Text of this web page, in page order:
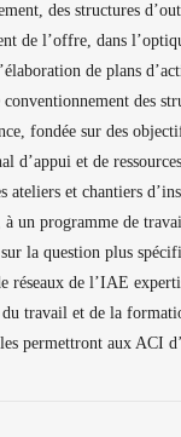
des structures
de l’offre, dans
de plans
des
fondée sur des
d’appui et de
ateliers et chantiers
à un programme de
la question plus
réseaux de l’IAE
travail et de la
permettront aux ACI